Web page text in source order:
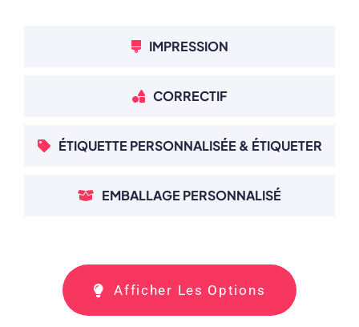
IMPRESSION
CORRECTIF
ÉTIQUETTE PERSONNALISÉE & ÉTIQUETER
EMBALLAGE PERSONNALISÉ
Afficher Les Options